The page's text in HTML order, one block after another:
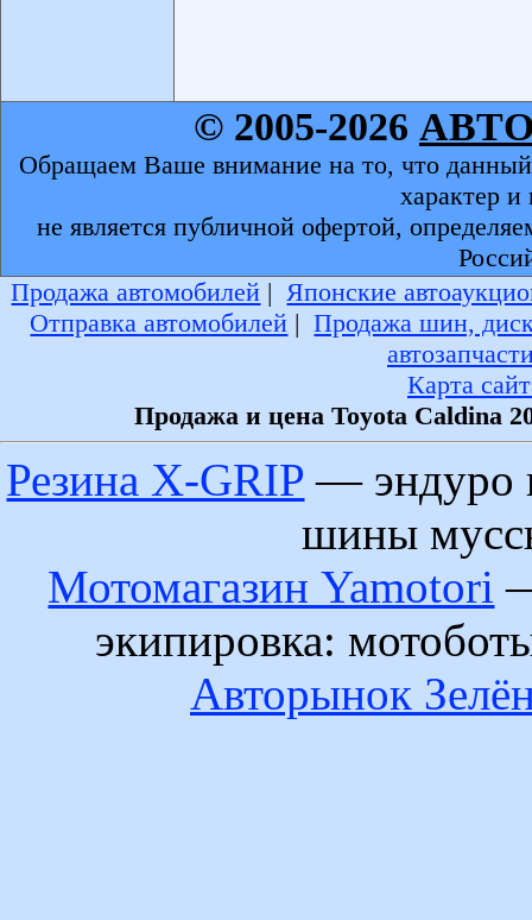
© 2005-2026
Обращаем Ваше внимание на то, что
характер
не является публичной офертой,
Продажа автомобилей | Японские
Отправка автомобилей |Продажа шин,
Карта
Продажа и цена Toyota Caldina
Резина X-GRIP — эндуро
шины
Мотомагазин Yamotori
экипировка:
Авторынок